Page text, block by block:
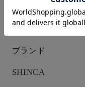
ブランド
SHINCA